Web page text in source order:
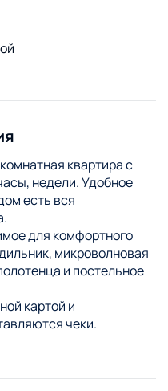
квартира с
недели. Удобное
есть вся
для комфортного
микроволновая
и постельное
картой и
чеки.